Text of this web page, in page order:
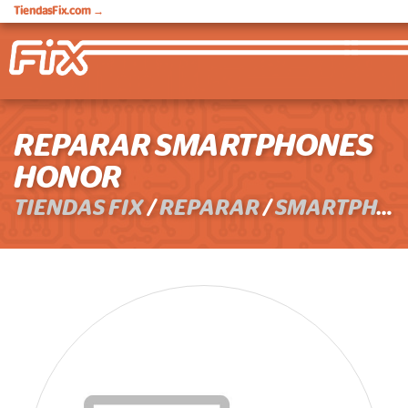
TiendasFix.com →
REPARAR SMARTPHONES
HONOR
TIENDAS FIX/REPARAR/SMARTPHONES